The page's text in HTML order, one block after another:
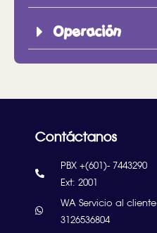
Operación
Contáctanos
PBX +(601)- 7443290
Ext: 2001
WA Servicio al cliente
3126536804